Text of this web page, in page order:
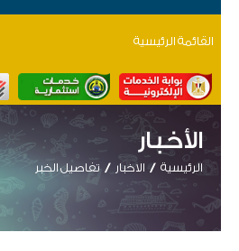
القائمة الرئيسية
الأخبار
الرئيسية الاخبار تفاصيل الخبر